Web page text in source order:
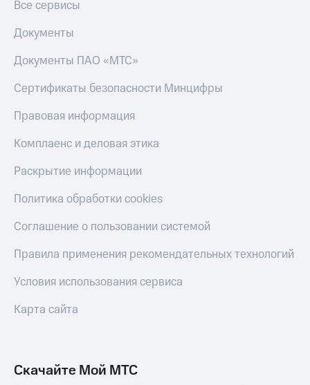
Все сервисы
Документы
Документы ПАО «МТС»
Сертификаты безопасности Минцифры
Правовая информация
Комплаенс и деловая этика
Раскрытие информации
Политика обработки cookies
Соглашение о пользовании системой
Правила применения рекомендательных технологий
Условия использования сервиса
Карта сайта
Скачайте Мой МТС